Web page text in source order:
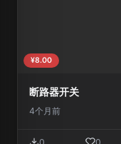
¥8.00
断路器开关
4个月前
0 0